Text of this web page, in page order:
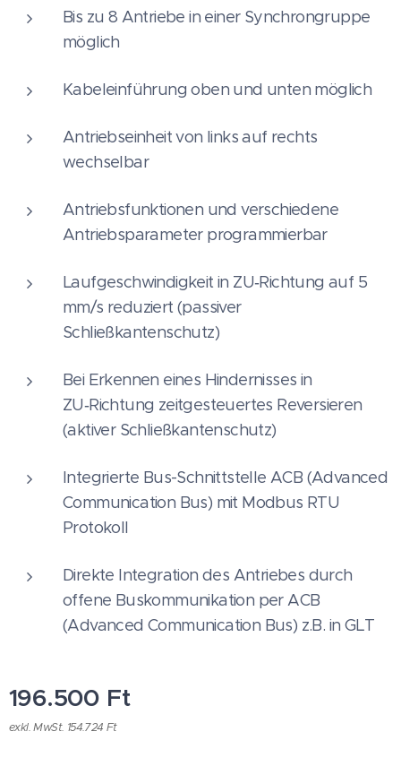
Bis zu 8 Antriebe in einer Synchrongruppe
möglich
Kabeleinführung oben und unten möglich
Antriebseinheit von links auf rechts
wechselbar
Antriebsfunktionen und verschiedene
Antriebsparameter programmierbar
Laufgeschwindigkeit in ZU‑Richtung auf 5
mm/s reduziert (passiver
Schließkantenschutz)
Bei Erkennen eines Hindernisses in
ZU‑Richtung zeitgesteuertes Reversieren
(aktiver Schließkantenschutz)
Integrierte Bus-Schnittstelle ACB (Advanced
Communication Bus) mit Modbus RTU
Protokoll
Direkte Integration des Antriebes durch
offene Buskommunikation per ACB
(Advanced Communication Bus) z.B. in GLT
196.500 Ft
exkl. MwSt. 154.724 Ft